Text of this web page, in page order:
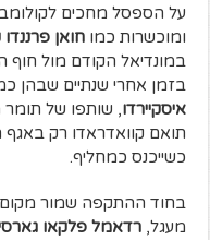
על הספסל מחכים
ומוכשרות כמוחואן פרננדו
במונדיאל הקודם מול חוף
בזמן אחרי שנתיים שבהן
איסקיירדו, שותפו של תומר
תואם קוואדראדו רק באגף
כשייכנס כמחליף.
בחוד ההתקפה שמור מקום
מעגל,רדאמל פלקאו